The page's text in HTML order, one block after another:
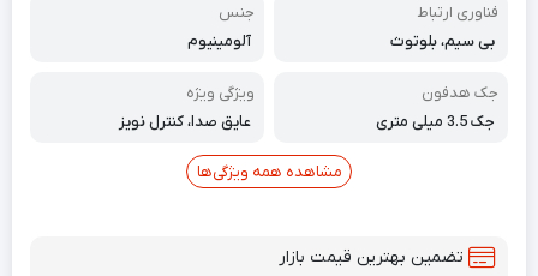
فناوری ارتباط
بی سیم، بلوتوث
جنس
آلومینیوم
جک هدفون
جک 3.5 میلی متری
ویژگی ویژه
عایق صدا، کنترل نویز
مشاهده همه ویژگی‌ها
تضمین بهترین قیمت بازار